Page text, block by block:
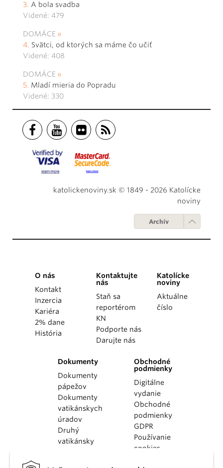
A bola svadba
Videné: 479
DOMÁCE
Svätci, od ktorých sa máme čo učiť
Videné: 408
DOMÁCE
Mladí mieria do Popradu
Videné: 330
katolickenoviny.sk © 1849 - 2026 Katolícke
noviny
Archív
O nás
Kontakt
Inzercia
Kariéra
2% dane
História
Kontaktujte
nás
Staň sa
reportérom
KN
Podporte nás
Darujte nás
Katolícke
noviny
Aktuálne
číslo
Dokumenty
Dokumenty
pápežov
Dokumenty
vatikánskych
úradov
Druhý
vatikánsky
Obchodné
podmienky
Digitálne
vydanie
Obchodné
podmienky
GDPR
Používanie
cookies